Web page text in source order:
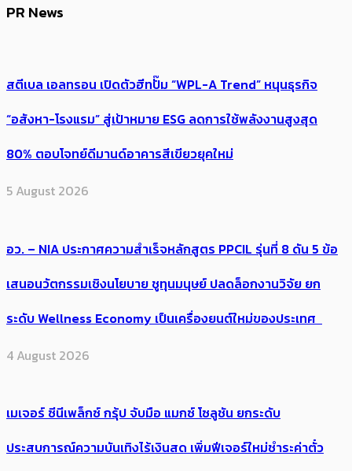
PR News
สตีเบล เอลทรอน เปิดตัวฮีทปั๊ม “WPL-A Trend” หนุนธุรกิจ
“อสังหา-โรงแรม” สู่เป้าหมาย ESG ลดการใช้พลังงานสูงสุด
80% ตอบโจทย์ดีมานด์อาคารสีเขียวยุคใหม่
5 August 2026
อว. – NIA ประกาศความสำเร็จหลักสูตร PPCIL รุ่นที่ 8 ดัน 5 ข้อ
เสนอนวัตกรรมเชิงนโยบาย ชูทุนมนุษย์ ปลดล็อกงานวิจัย ยก
ระดับ Wellness Economy เป็นเครื่องยนต์ใหม่ของประเทศ
4 August 2026
เมเจอร์ ซีนีเพล็กซ์ กรุ้ป จับมือ แมกซ์ โซลูชัน ยกระดับ
ประสบการณ์ความบันเทิงไร้เงินสด เพิ่มฟีเจอร์ใหม่ชำระค่าตั๋ว